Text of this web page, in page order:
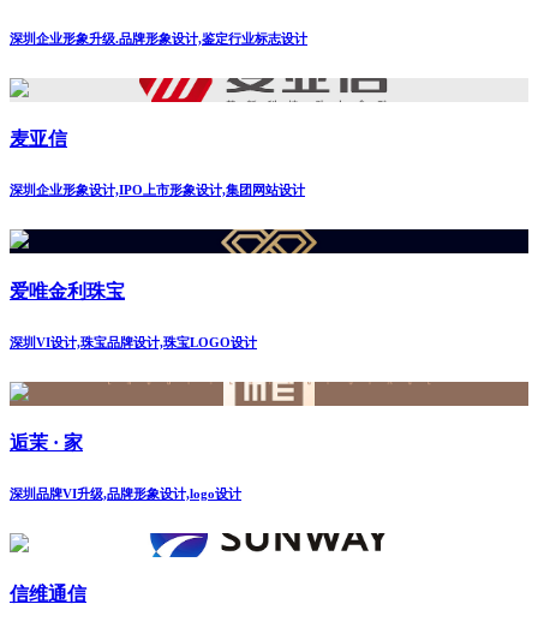
深圳企业形象升级.品牌形象设计,鉴定行业标志设计
麦亚信
深圳企业形象设计,IPO上市形象设计,集团网站设计
爱唯金利珠宝
深圳VI设计,珠宝品牌设计,珠宝LOGO设计
逅茉 · 家
深圳品牌VI升级,品牌形象设计,logo设计
信维通信